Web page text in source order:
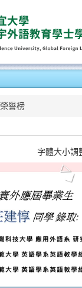
榮譽榜
字體大小調